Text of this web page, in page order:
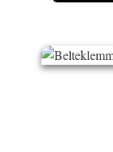
Belteklemme